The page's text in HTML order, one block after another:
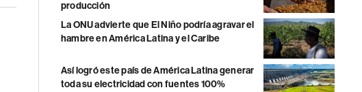
producción
La ONU advierte que El Niño podría agravar el
hambre en América Latina y el Caribe
Así logró este país de América Latina generar
toda su electricidad con fuentes 100%